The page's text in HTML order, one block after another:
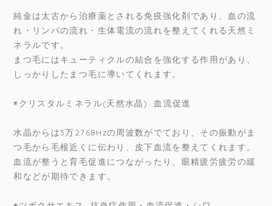
純金は太古から治療薬とされる免疫強化剤であり、血の流
れ・リンパの流れ・生体電流の流れを整えてくれる天然ミ
ネラルです。
まつ毛にはキューティクルの結合を強化する作用があり、
しっかりしたまつ毛に導いてくれます。
◉クリスタルミネラル(天然水晶)…血流促進
水晶からは3万2768Hzの周波数がでており、その振動がま
つ毛から毛根近くに伝わり、皮下血流を整えてくれます。
血流が整うと育毛促進につながったり、眼精疲労疲労の緩
和などが期待できます。